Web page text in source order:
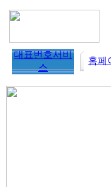
대표번호서비
스
홈페